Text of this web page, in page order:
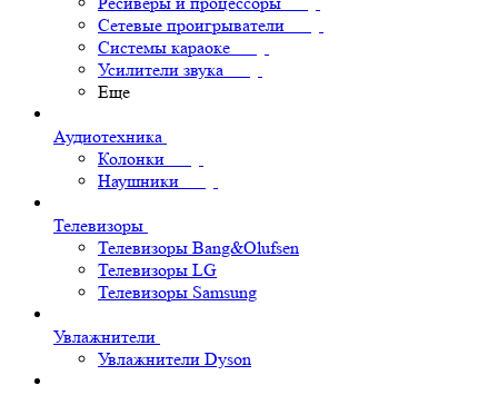
Сетевые проигрыватели
Системы караоке
Усилители звука
Еще
Аудиотехника
Колонки
Наушники
Телевизоры
Телевизоры Bang&Olufsen
Телевизоры LG
Телевизоры Samsung
Увлажнители
Увлажнители Dyson